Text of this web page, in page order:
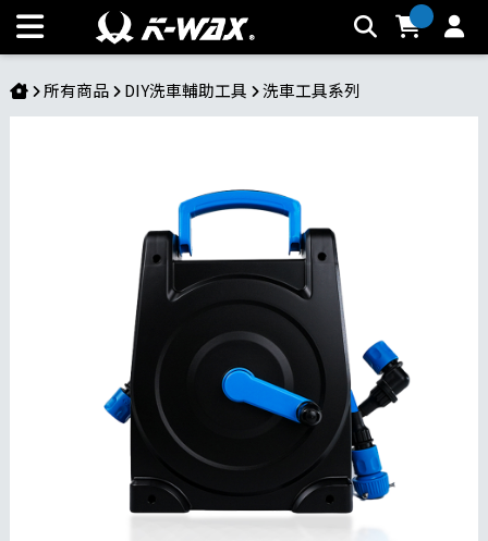
TL低壓水管車|快拆設計 輕巧機身 快速收納 可拆式 居家清潔 居
家洗車 園藝 灑水器 水管組 進水管5M | K-WAX台灣汽車美容材
所有商品 DIY洗車輔助工具 洗車工具系列